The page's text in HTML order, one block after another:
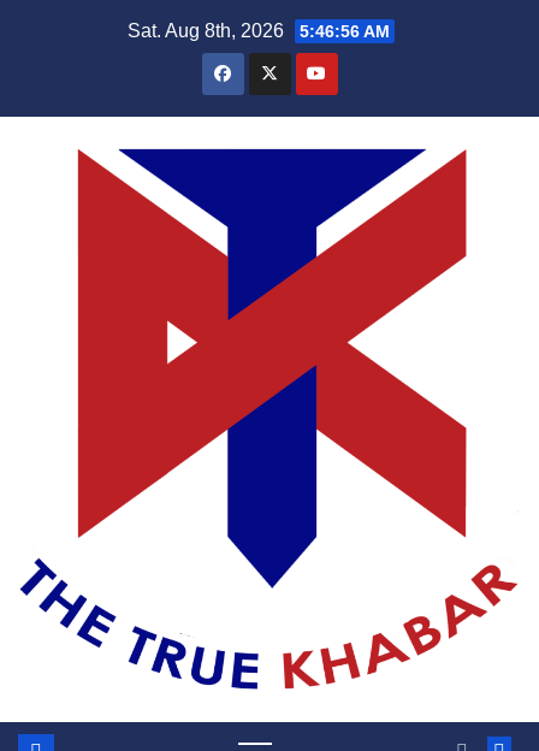
Sat. Aug 8th, 2026 5:46:56 AM